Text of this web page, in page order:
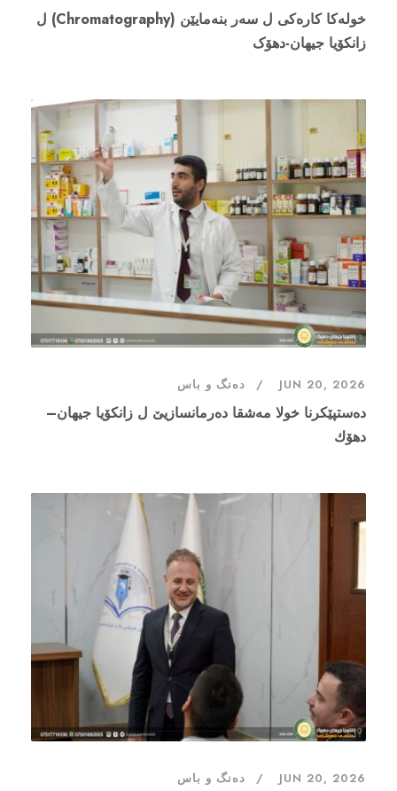
خولەکا کارەکى ل سەر بنەمایێن (Chromatography) ل
زانکۆیا جیهان-دهۆک
JUN 20, 2026 دەنگ و باس
ده‌ستپێكرنا خولا مه‌شقا ده‌رمانسازيێ ل زانكۆيا جيهان–
دهۆك
JUN 20, 2026 دەنگ و باس